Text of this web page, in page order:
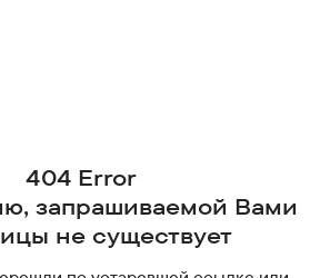
404 Error
запрашиваемой Вами
не существует